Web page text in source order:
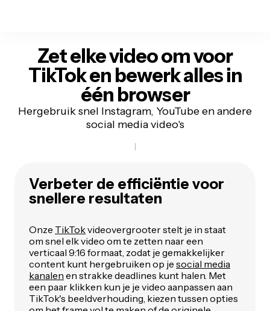
Zet elke video om voor
TikToken bewerk alles in
één browser
Hergebruik snel Instagram, YouTube en andere
social media video's
Verbeter de efficiëntie voor
snellere resultaten
Onze TikTokvideovergrooter stelt je in staat
om snel elk video om te zetten naar een
verticaal 9:16 formaat, zodat je gemakkelijker
content kunt hergebruiken op je social media
kanalen en strakke deadlines kunt halen. Met
een paar klikken kun je je video aanpassen aan
TikTok's beeldverhouding, kiezen tussen opties